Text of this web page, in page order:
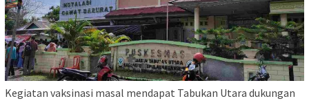
Kegiatan vaksinasi masal mendapat Tabukan Utara dukungan